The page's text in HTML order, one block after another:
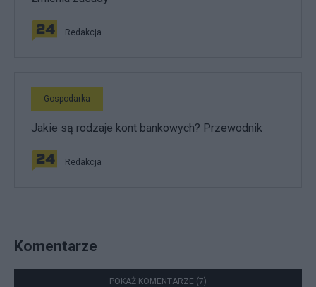
Redakcja
Gospodarka
Jakie są rodzaje kont bankowych? Przewodnik
Redakcja
Komentarze
POKAŻ KOMENTARZE (7)